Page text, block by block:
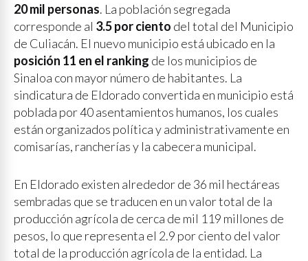
20 mil personas. La población segregada
corresponde al 3.5 por ciento del total del Municipio
de Culiacán. El nuevo municipio está ubicado en la
posición 11 en el ranking de los municipios de
Sinaloa con mayor número de habitantes. La
sindicatura de Eldorado convertida en municipio está
poblada por 40 asentamientos humanos, los cuales
están organizados política y administrativamente en
comisarías, rancherías y la cabecera municipal.
En Eldorado existen alrededor de 36 mil hectáreas
sembradas que se traducen en un valor total de la
producción agrícola de cerca de mil 119 millones de
pesos, lo que representa el 2.9 por ciento del valor
total de la producción agrícola de la entidad. La